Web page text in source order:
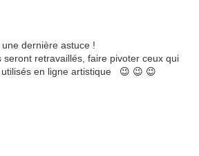
dernière astuce !
seront retravaillés, faire pivoter ceux qui
en ligne artistique
😉 😉 😉